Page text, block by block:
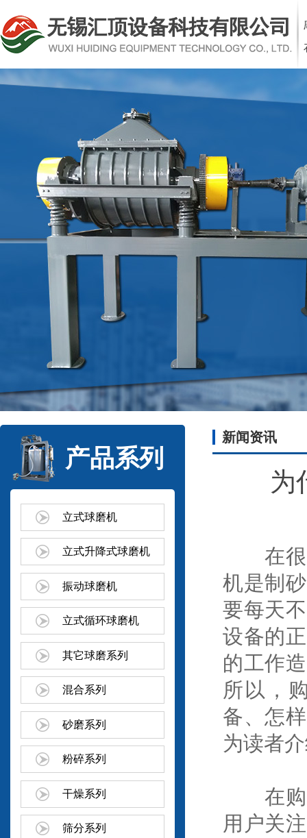
产品系列
立式球磨机
立式升降式球磨机
振动球磨机
立式循环球磨机
其它球磨系列
混合系列
砂磨系列
粉碎系列
干燥系列
筛分系列
新闻资讯
为
在很多
机是制
要每天
设备的
的工作
所以，
备、怎
为读者
在购买
用户关